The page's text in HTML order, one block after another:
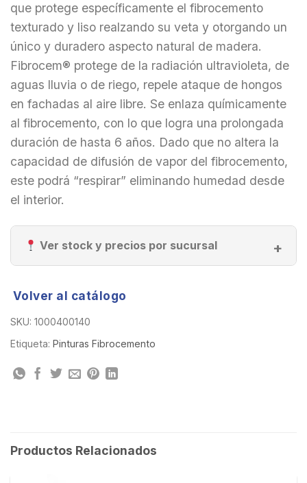
que protege específicamente el fibrocemento
texturado y liso realzando su veta y otorgando un
único y duradero aspecto natural de madera.
Fibrocem® protege de la radiación ultravioleta, de
aguas lluvia o de riego, repele ataque de hongos
en fachadas al aire libre. Se enlaza químicamente
al fibrocemento, con lo que logra una prolongada
duración de hasta 6 años. Dado que no altera la
capacidad de difusión de vapor del fibrocemento,
este podrá “respirar” eliminando humedad desde
el interior.
Ver stock y precios por sucursal
Volver al catálogo
SKU: 1000400140
Etiqueta: Pinturas Fibrocemento
Productos Relacionados